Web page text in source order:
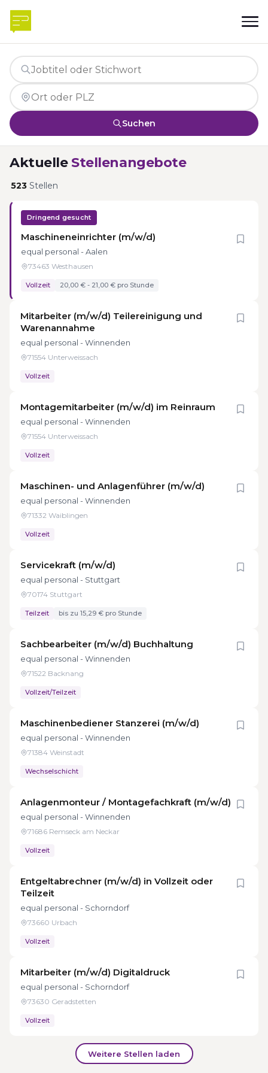
Suchen
Aktuelle Stellenangebote
523 Stellen
Dringend gesucht
Maschineneinrichter (m/w/d)
equal personal - Aalen
73463 Westhausen
Vollzeit 20,00 € - 21,00 € pro Stunde
Mitarbeiter (m/w/d) Teilereinigung und
Warenannahme
equal personal - Winnenden
71554 Unterweissach
Vollzeit
Montagemitarbeiter (m/w/d) im Reinraum
equal personal - Winnenden
71554 Unterweissach
Vollzeit
Maschinen- und Anlagenführer (m/w/d)
equal personal - Winnenden
71332 Waiblingen
Vollzeit
Servicekraft (m/w/d)
equal personal - Stuttgart
70174 Stuttgart
Teilzeit bis zu 15,29 € pro Stunde
Sachbearbeiter (m/w/d) Buchhaltung
equal personal - Winnenden
71522 Backnang
Vollzeit/Teilzeit
Maschinenbediener Stanzerei (m/w/d)
equal personal - Winnenden
71384 Weinstadt
Wechselschicht
Anlagenmonteur / Montagefachkraft (m/w/d)
equal personal - Winnenden
71686 Remseck am Neckar
Vollzeit
Entgeltabrechner (m/w/d) in Vollzeit oder
Teilzeit
equal personal - Schorndorf
73660 Urbach
Vollzeit
Mitarbeiter (m/w/d) Digitaldruck
equal personal - Schorndorf
73630 Geradstetten
Vollzeit
Weitere Stellen laden